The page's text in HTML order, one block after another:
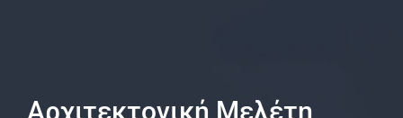
Αρχιτεκτονική Μελέτη